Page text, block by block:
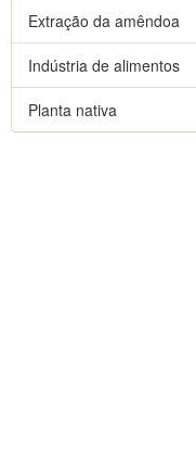
Extração da amêndoa
Indústria de alimentos
Planta nativa